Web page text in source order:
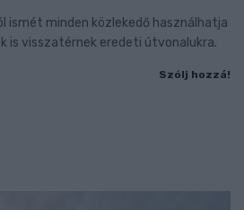
ismét minden közlekedő használhatja
is visszatérnek eredeti útvonalukra.
Szólj hozzá!